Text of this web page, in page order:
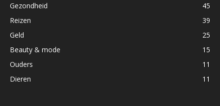
Gezondheid
45
Reizen
39
Geld
25
Beauty & mode
15
Ouders
11
Dieren
11